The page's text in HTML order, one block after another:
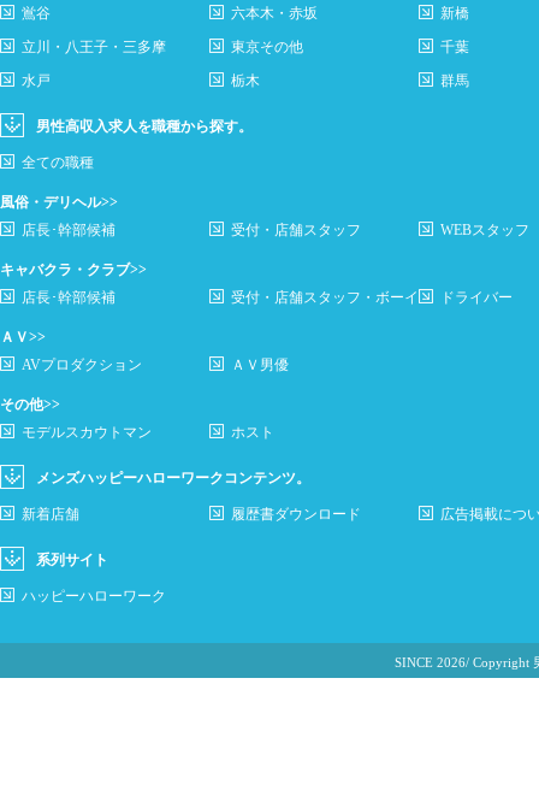
鴬谷
六本木・赤坂
新橋
立川・八王子・三多摩
東京その他
千葉
水戸
栃木 群馬
男性高収入求人を職種から探す。
全ての職種
風俗・デリヘル>>
店長･幹部候補
受付・店舗スタッフ WEBスタッフ
キャバクラ・クラブ>>
店長･幹部候補
受付・店舗スタッフ・ボーイ ドライバー
ＡＶ>>
AVプロダクション
ＡＶ男優
その他>>
モデルスカウトマン
ホスト
メンズハッピーハローワークコンテンツ。
新着店舗 履歴書ダウンロード 広告掲載につ
系列サイト
ハッピーハローワーク
SINCE 2026/ Copyright